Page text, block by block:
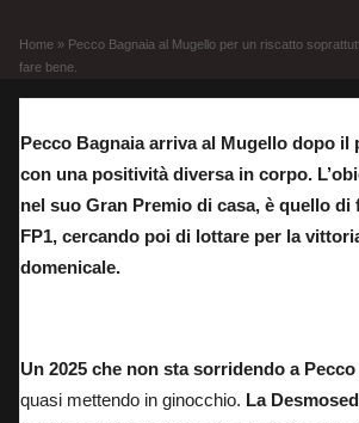
Home » Pecco Bagnaia al Mugello per un riscatto
fare bene.
Pecco Bagnaia arriva al Mugello dopo il
con una positività diversa in corpo.
nel suo Gran Premio di casa, è quello di
FP1, cercando poi di lottare per la
domenicale.
Un 2025 che non sta sorridendo a
quasi mettendo in ginocchio. La